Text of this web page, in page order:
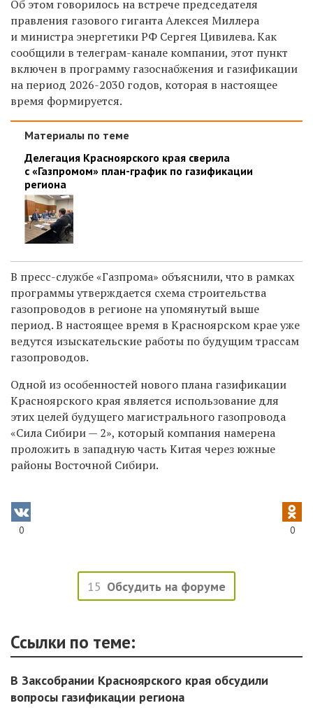
Об этом говорилось на встрече председателя
правления газового гиганта Алексея Миллера
и министра энергетики РФ Сергея Цивилева. Как
сообщили в телеграм-канале компании, этот пункт
включен в программу газоснабжения и газификации
на период 2026-2030 годов, которая в настоящее
время формируется.
Материалы по теме
Делегация Красноярского края сверила
с «Газпромом» план-график по газификации
региона
В пресс-службе «Газпрома» объяснили, что в рамках
программы утверждается схема строительства
газопроводов в регионе на упомянутый выше
период. В настоящее время в Красноярском крае уже
ведутся изыскательские работы по будущим трассам
газопроводов.
Одной из особенностей нового плана газификации
Красноярского края является использование для
этих целей будущего магистрального газопровода
«Сила Сибири — 2», который компания намерена
проложить в западную часть Китая через южные
районы Восточной Сибири.
0 0
15 Обсудить на форуме
Ссылки по теме:
В Заксобрании Красноярского края обсудили
вопросы газификации региона